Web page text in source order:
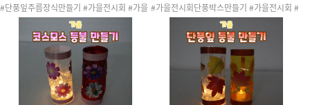
#단풍잎주름장식만들기 #가을전시회 #가을
#계절 #낙엽 #자연 #자연물 #단풍잎 #은행
잎 #가을나무 #가을꽃 #가을환경 #가을활동
#가을놀이 #가을행사 #가을꾸미기 #가을도
안 #가을프로젝트 #학예회 #전시회 #참여수
업 #가을전시회행사 #가을포토존 #가을전시
회포토존 #가을단풍잎주름장식만들기 #가을
환경판 #단풍놀이
#가을전시회단풍박스만들기 #가을전시회 #
가을 #계절 #낙엽 #자연 #자연물 #단풍잎 #
은행잎 #가을나무 #가을꽃 #가을환경 #가을
활동 #가을놀이 #가을행사 #가을꾸미기 #가
을도안 #가을프로젝트 #학예회 #전시회 #참
여수업 #가을전시회행사 #가을포토존 #가을
전시회포토존 #단풍놀이 #자연물활동